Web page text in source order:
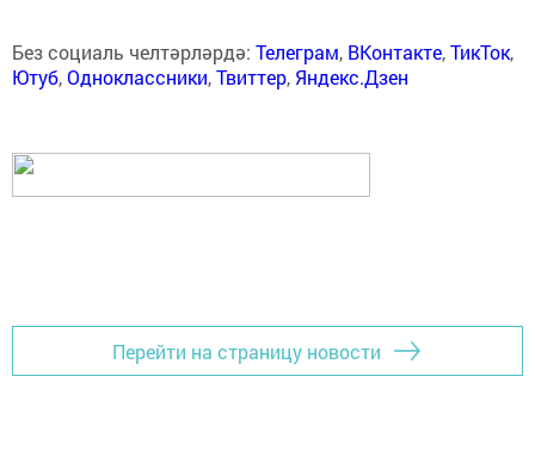
Без социаль челтәрләрдә: Телеграм, ВКонтакте,ТикТок,
Ютуб,Одноклассники,Твиттер, Яндекс.Дзен
Перейти на страницу новости